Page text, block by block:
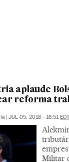
aplaude
reforma
| JUL 05, 2018 - 16:51EDT
Militar